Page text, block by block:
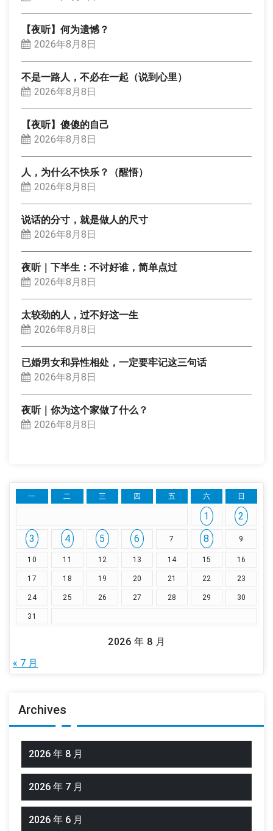
【夜听】何为遗憾？
2026年8月8日
不是一路人，不必在一起（说到心里）
2026年8月8日
【夜听】傻傻的自己
2026年8月8日
人，为什么不快乐？（醒悟）
2026年8月8日
说话的分寸，就是做人的尺寸
2026年8月8日
夜听｜下半生：不讨好谁，简单点过
2026年8月8日
太较劲的人，过不好这一生
2026年8月8日
已婚男女和异性相处，一定要牢记这三句话
2026年8月8日
夜听｜你为这个家做了什么？
2026年8月8日
2026 年 8 月
一 二 三 四 五 六 日
1
2
3
4 5 6 7 8 9
10 11 12 13 14 15 16
17 18 19 20 21 22 23
24 25 26 27 28 29 30
31
« 7 月
Archives
2026 年 8 月
2026 年 7 月
2026 年 6 月